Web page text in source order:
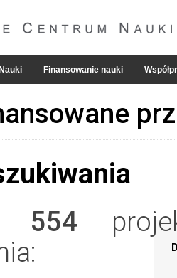
Finansowanie nauki
554